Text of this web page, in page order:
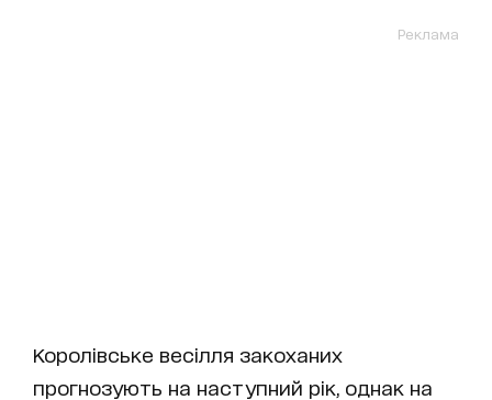
Реклама
Королівське весілля закоханих
прогнозують на наступний рік, однак на